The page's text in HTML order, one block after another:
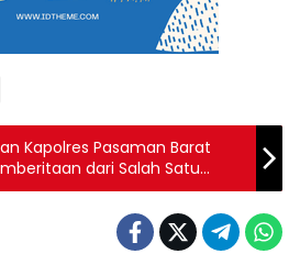
Kapolres Pasaman Barat
dari Salah Satu